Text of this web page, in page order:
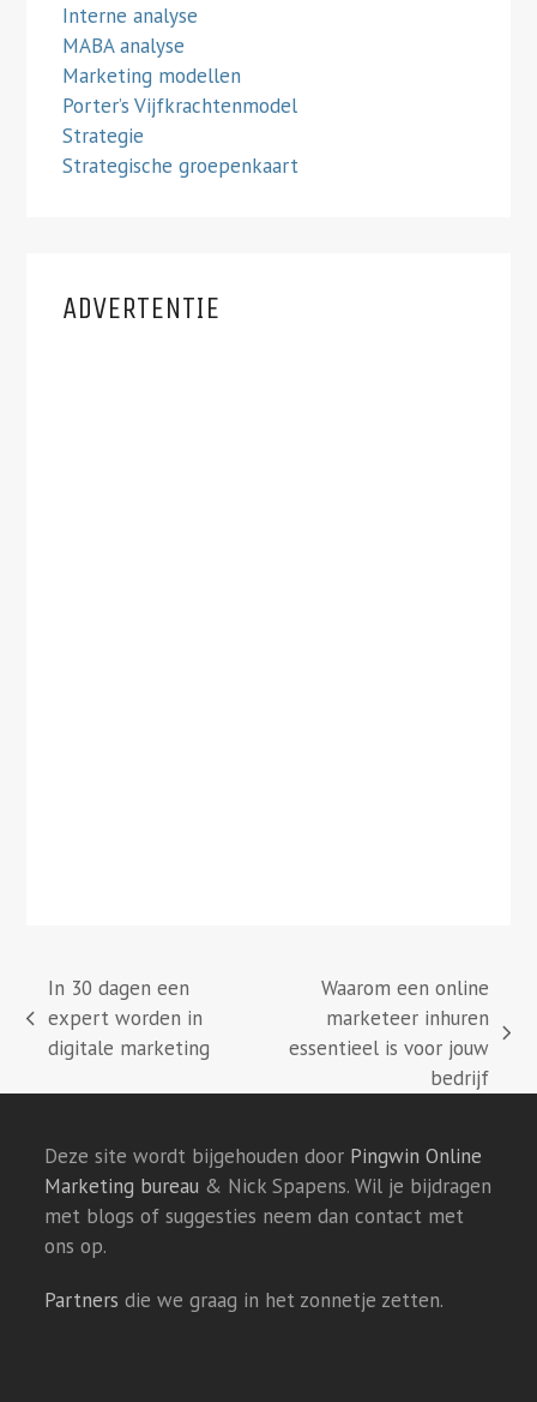
Interne analyse
MABA analyse
Marketing modellen
Porter’s Vijfkrachtenmodel
Strategie
Strategische groepenkaart
ADVERTENTIE
previous
post:
In 30 dagen een
expert worden in
digitale marketing
next
Waarom een online
marketeer inhuren
essentieel is voor jouw
bedrijf
Deze site wordt bijgehouden door Pingwin Online
Marketing bureau & Nick Spapens. Wil je bijdragen
met blogs of suggesties neem dan contact met
ons op.
Partners die we graag in het zonnetje zetten.